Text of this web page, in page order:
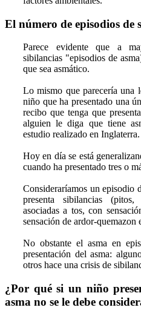
El número de episodios de
Parece evidente que a
sibilancias "episodios de
que sea asmático.
Lo mismo que parecería una
niño que ha presentado una
recibo que tenga que
alguien le diga que tiene
estudio realizado en Inglaterra.
Hoy en día se está
cuando ha presentado tres o
Consideraríamos un episodio
presenta sibilancias
asociadas a tos, con
sensación de ardor-quemazon
No obstante el asma en
presentación del asma:
otros hace una crisis de
¿Por qué si un niño
asma no se le debe